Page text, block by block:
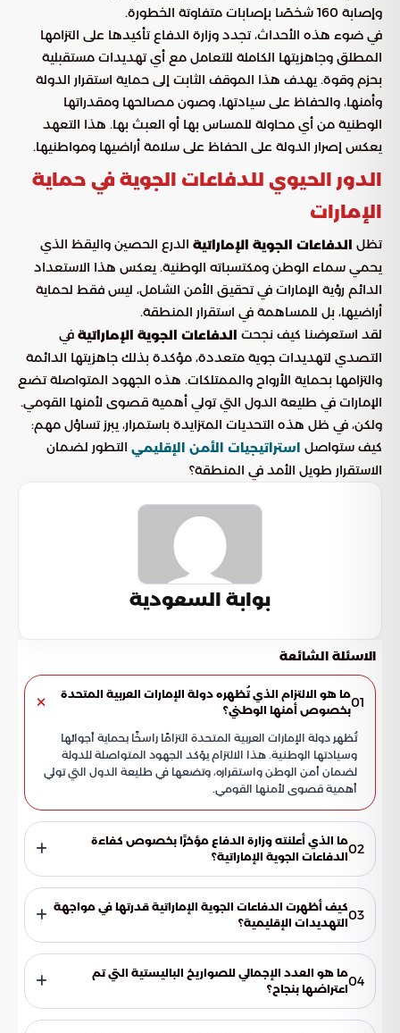
وإصابة 160 شخصًا بإصابات متفاوتة الخطورة.
في ضوء هذه الأحداث، تجدد وزارة الدفاع تأكيدها على التزامها
المطلق وجاهزيتها الكاملة للتعامل مع أي تهديدات مستقبلية
بحزم وقوة. يهدف هذا الموقف الثابت إلى حماية استقرار الدولة
وأمنها، والحفاظ على سيادتها، وصون مصالحها ومقدراتها
الوطنية من أي محاولة للمساس بها أو العبث بها. هذا التعهد
يعكس إصرار الدولة على الحفاظ على سلامة أراضيها ومواطنيها.
الدور الحيوي للدفاعات الجوية في حماية
الإمارات
تظل الدفاعات الجوية الإماراتية الدرع الحصين واليقظ الذي
يحمي سماء الوطن ومكتسباته الوطنية. يعكس هذا الاستعداد
الدائم رؤية الإمارات في تحقيق الأمن الشامل، ليس فقط لحماية
أراضيها، بل للمساهمة في استقرار المنطقة.
لقد استعرضنا كيف نجحت الدفاعات الجوية الإماراتية في
التصدي لتهديدات جوية متعددة، مؤكدة بذلك جاهزيتها الدائمة
والتزامها بحماية الأرواح والممتلكات. هذه الجهود المتواصلة تضع
الإمارات في طليعة الدول التي تولي أهمية قصوى لأمنها القومي.
ولكن، في ظل هذه التحديات المتزايدة باستمرار، يبرز تساؤل مهم:
كيف ستواصل استراتيجيات الأمن الإقليمي التطور لضمان
الاستقرار طويل الأمد في المنطقة؟
بوابة السعودية
الاسئلة الشائعة
01ما هو الالتزام الذي تُظهره دولة الإمارات العربية المتحدة
بخصوص أمنها الوطني؟
تُظهر دولة الإمارات العربية المتحدة التزامًا راسخًا بحماية أجوائها
وسيادتها الوطنية. هذا الالتزام يؤكد الجهود المتواصلة للدولة
لضمان أمن الوطن واستقراره، وتضعها في طليعة الدول التي تولي
أهمية قصوى لأمنها القومي.
02ما الذي أعلنته وزارة الدفاع مؤخرًا بخصوص كفاءة
الدفاعات الجوية الإماراتية؟
أعلنت وزارة الدفاع مؤخرًا عن كفاءة الدفاعات الجوية الإماراتية في
التصدي لثلاثة صواريخ باليستية وثماني طائرات مسيرة. هذا الإنجاز
يؤكد قدرة الدفاعات على التعامل بفاعلية مع التهديدات الجوية
المتنوعة، ويعكس جاهزيتها القصوى.
03كيف أظهرت الدفاعات الجوية الإماراتية قدرتها في مواجهة
التهديدات الإقليمية؟
منذ بدء التصعيد الإقليمي، أظهرت الدفاعات الجوية الإماراتية
قدرة عالية في التعامل مع التهديدات الجوية المتنوعة. وقد
كشفت وزارة الدفاع عن فاعليتها في اعتراض أعداد كبيرة من
الهجمات الجوية.
04ما هو العدد الإجمالي للصواريخ الباليستية التي تم
اعتراضها بنجاح؟
تم اعتراض ما مجموعه 341 صاروخًا باليستيًا بنجاح. هذا العدد